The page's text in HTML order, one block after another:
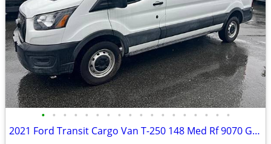
• • • • • • • • • • • • • • • • • •
2021 Ford Transit Cargo Van T-250 148 Med Rf 9070 GVWR RWD